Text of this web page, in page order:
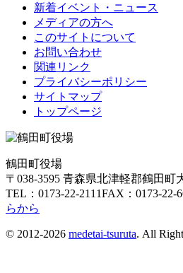
新着イベント・ニュース
メディアの方へ
このサイトについて
お問い合わせ
関連リンク
プライバシーポリシー
サイトマップ
トップページ
鶴田町役場
〒038-3595 青森県北津軽郡鶴田町
TEL：0173-22-2111FAX：0173-22-
らから
© 2012-2026 medetai-tsuruta. All